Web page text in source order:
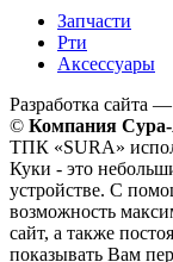
Запчасти
Рти
Аксессуары
Разработка сайта —
© Компания
ТПК «SURA»
Куки - это
устройстве. С
возможность
сайт, а также
показывать Вам